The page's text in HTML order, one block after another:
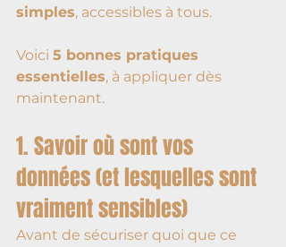
simples, accessibles à tous.
Voici 5 bonnes pratiques
essentielles, à appliquer dès
maintenant.
1. Savoir où sont vos
données (et lesquelles sont
vraiment sensibles)
Avant de sécuriser quoi que ce